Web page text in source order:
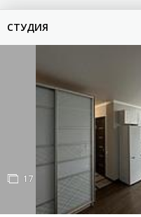
СТУДИЯ
17